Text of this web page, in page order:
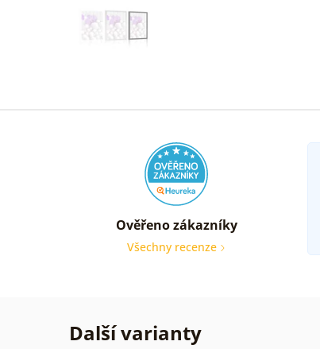
Ověřeno zákazníky
Všechny recenze
Další varianty